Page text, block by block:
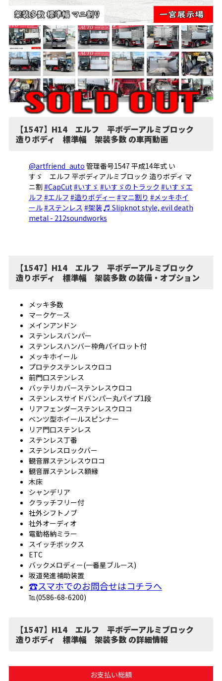
【1547】H14 エルフ 平ボデーアルミブロック
造りボディ 標準幅 架装多数 の車両動画
@artfriend_auto 管理番号1547 平成14年式 い
すゞ エルフ 平ボディアルミブロック 造りボディ マ
ニ割 #CapCut#いすゞ #いすゞのトラック #いすゞエ
ルフ #エルフ #造りボディー #マニ割り #メッキホイ
ール#ステンレス #架装♬ Slipknot style, evil death
metal - 212soundworks
【1547】H14 エルフ 平ボデーアルミブロック
造りボディ 標準幅 架装多数 の装備・オプション
メッキ多数
マークケース
メインアンドン
ステンレスバンパー
ステンレスハンバー枠角パイロット付
メッキホイール
プロテクステンレスウロコ
前門口ステンレス
バッテリカバーステンレスウロコ
ステンレスサイドバンパー丸パイプ1段
リアフェンダーステンレスウロコ
ベンツ型ホイールスピンナー
リア門口ステンレス
ステンレス丁番
ステンレスロックバー
観音扉ステンレスウロコ
観音扉ステンレス額縁
木床
シャンデリア
クラッチフリー付
社外シフトノブ
社外オーディオ
電動格納ミラー
スイッチボックス
ETC
バックメロディー(一番星ブルース)
坂道発進補助装置
☎スマホでのお問合せはコチラへ
℡(0586-68-6200)
【1547】H14 エルフ 平ボデーアルミブロック
造りボディ 標準幅 架装多数 の詳細情報
お支払い総額